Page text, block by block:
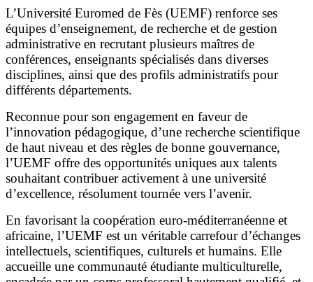
L’Université Euromed de Fès (UEMF) renforce ses
équipes d’enseignement, de recherche et de gestion
administrative en recrutant plusieurs maîtres de
conférences, enseignants spécialisés dans diverses
disciplines, ainsi que des profils administratifs pour
différents départements.
Reconnue pour son engagement en faveur de
l’innovation pédagogique, d’une recherche scientifique
de haut niveau et des règles de bonne gouvernance,
l’UEMF offre des opportunités uniques aux talents
souhaitant contribuer activement à une université
d’excellence, résolument tournée vers l’avenir.
En favorisant la coopération euro-méditerranéenne et
africaine, l’UEMF est un véritable carrefour d’échanges
intellectuels, scientifiques, culturels et humains. Elle
accueille une communauté étudiante multiculturelle,